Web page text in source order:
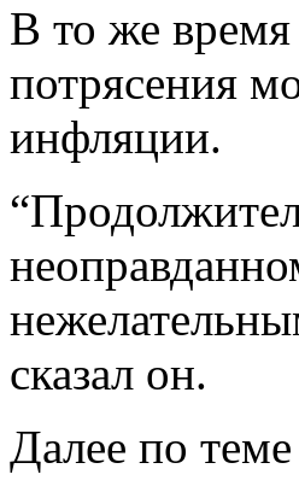
В то же
потрясения
инфляции.
сказал он.
Далее по теме